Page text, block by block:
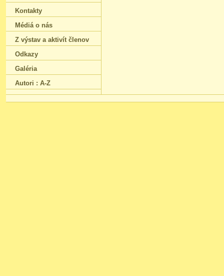
Kontakty
Médiá o nás
Z výstav a aktivít členov
Odkazy
Galéria
Autori : A-Z